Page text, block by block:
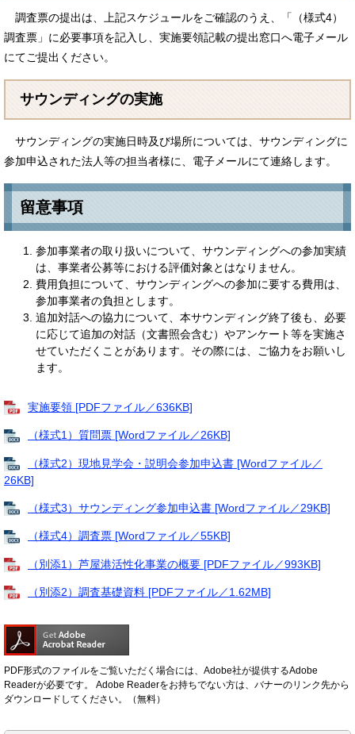
調査票の提出は、上記スケジュールをご確認のうえ、「（様式4）
調査票」に必要事項を記入し、実施要領記載の提出窓口へ電子メール
にてご提出ください。
サウンディングの実施
サウンディングの実施日時及び場所については、サウンディングに
参加申込された法人等の担当者様に、電子メールにて連絡します。
留意事項
参加事業者の取り扱いについて、サウンディングへの参加実績
は、事業者公募等における評価対象とはなりません。
費用負担について、サウンディングへの参加に要する費用は、
参加事業者の負担とします。
追加対話への協力について、本サウンディング終了後も、必要
に応じて追加の対話（文書照会含む）やアンケート等を実施さ
せていただくことがあります。その際には、ご協力をお願いし
ます。
実施要領 [PDFファイル／636KB]
（様式1）質問票 [Wordファイル／26KB]
（様式2）現地見学会・説明会参加申込書 [Wordファイル／
26KB]
（様式3）サウンディング参加申込書 [Wordファイル／29KB]
（様式4）調査票 [Wordファイル／55KB]
（別添1）芦屋港活性化事業の概要 [PDFファイル／993KB]
（別添2）調査基礎資料 [PDFファイル／1.62MB]
PDF形式のファイルをご覧いただく場合には、Adobe社が提供するAdobe
Readerが必要です。
Adobe Readerをお持ちでない方は、バナーのリンク先から
ダウンロードしてください。（無料）